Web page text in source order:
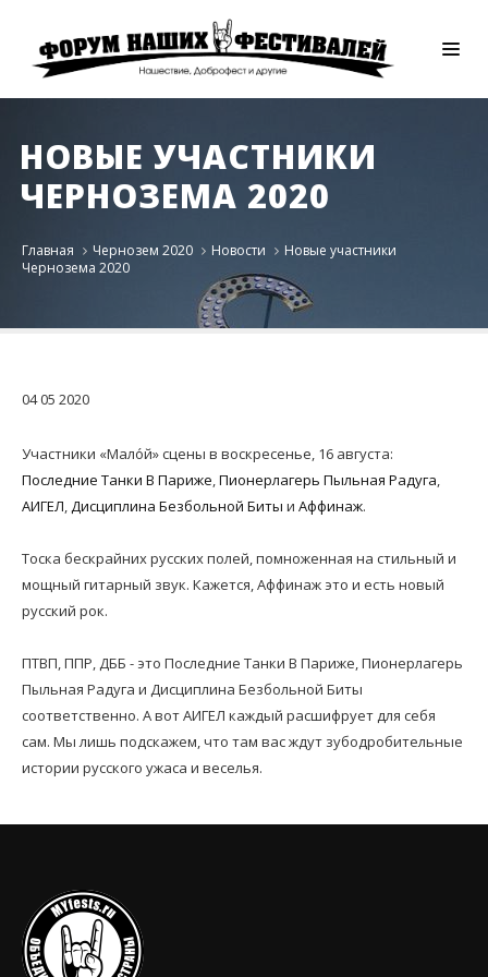
НОВЫЕ УЧАСТНИКИ
ЧЕРНОЗЕМА 2020
Главная Чернозем 2020 Новости
Новые участники
Чернозема 2020
0405 2020
Участники «Мало́й» сцены в воскресенье, 16 августа:
Последние Танки В Париже,Пионерлагерь Пыльная Радуга,
АИГЕЛ,Дисциплина Безбольной Биты и Аффинаж.
Тоска бескрайних русских полей, помноженная на стильный и
мощный гитарный звук. Кажется, Аффинаж это и есть новый
русский рок.
ПТВП, ППР, ДББ - это Последние Танки В Париже, Пионерлагерь
Пыльная Радуга и Дисциплина Безбольной Биты
соответственно. А вот АИГЕЛ каждый расшифрует для себя
сам. Мы лишь подскажем, что там вас ждут зубодробительные
истории русского ужаса и веселья.